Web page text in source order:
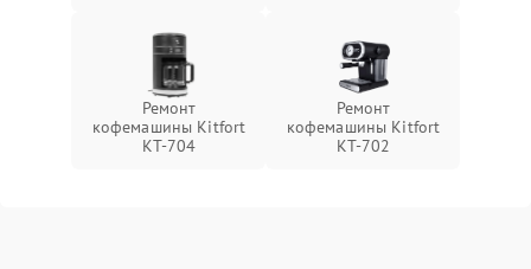
Ремонт
кофемашины Kitfort
KT-704
Ремонт
кофемашины Kitfort
KT-702